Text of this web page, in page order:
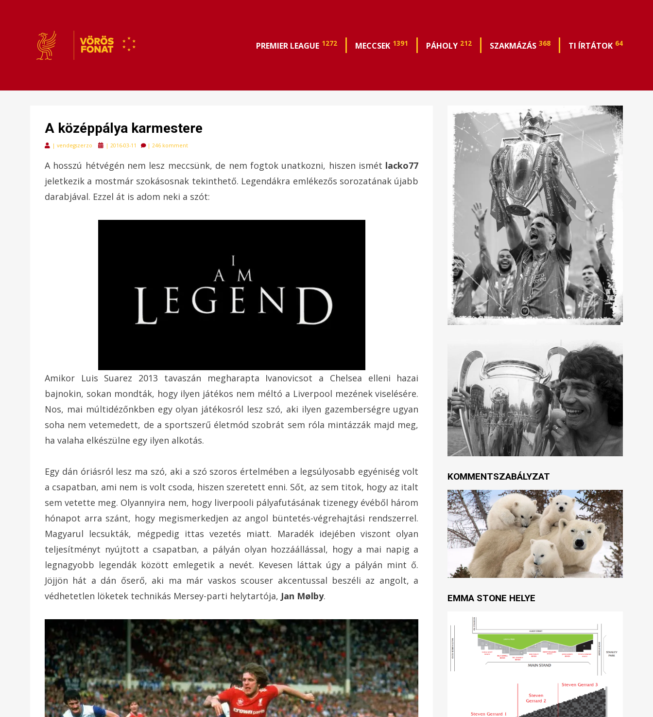
PREMIER LEAGUE 1272 MECCSEK 1391 PÁHOLY 212 SZAKMÁZÁS 368 TI ÍRTÁTOK 64
A középpálya karmestere
| vendegszerzo
Posted
| 2016-03-11 | 246 komment
A hosszú hétvégén nem lesz meccsünk, de nem fogtok unatkozni, hiszen ismét lacko77
jeletkezik a mostmár szokásosnak tekinthető. Legendákra emlékezős sorozatának újabb
darabjával. Ezzel át is adom neki a szót:
Amikor Luis Suarez 2013 tavaszán megharapta Ivanovicsot a Chelsea elleni hazai
bajnokin, sokan mondták, hogy ilyen játékos nem méltó a Liverpool mezének viselésére.
Nos, mai múltidézőnkben egy olyan játékosról lesz szó, aki ilyen gazemberségre ugyan
soha nem vetemedett, de a sportszerű életmód szobrát sem róla mintázzák majd meg,
ha valaha elkészülne egy ilyen alkotás.
Egy dán óriásról lesz ma szó, aki a szó szoros értelmében a legsúlyosabb egyéniség volt
a csapatban, ami nem is volt csoda, hiszen szeretett enni. Sőt, az sem titok, hogy az italt
sem vetette meg. Olyannyira nem, hogy liverpooli pályafutásának tizenegy évéből három
hónapot arra szánt, hogy megismerkedjen az angol büntetés-végrehajtási rendszerrel.
Magyarul lecsukták, mégpedig ittas vezetés miatt. Maradék idejében viszont olyan
teljesítményt nyújtott a csapatban, a pályán olyan hozzáállással, hogy a mai napig a
legnagyobb legendák között emlegetik a nevét. Kevesen láttak úgy a pályán mint ő.
Jöjjön hát a dán őserő, aki ma már vaskos scouser akcentussal beszéli az angolt, a
védhetetlen löketek technikás Mersey-parti helytartója, Jan Mølby.
KOMMENTSZABÁLYZAT
EMMA STONE HELYE